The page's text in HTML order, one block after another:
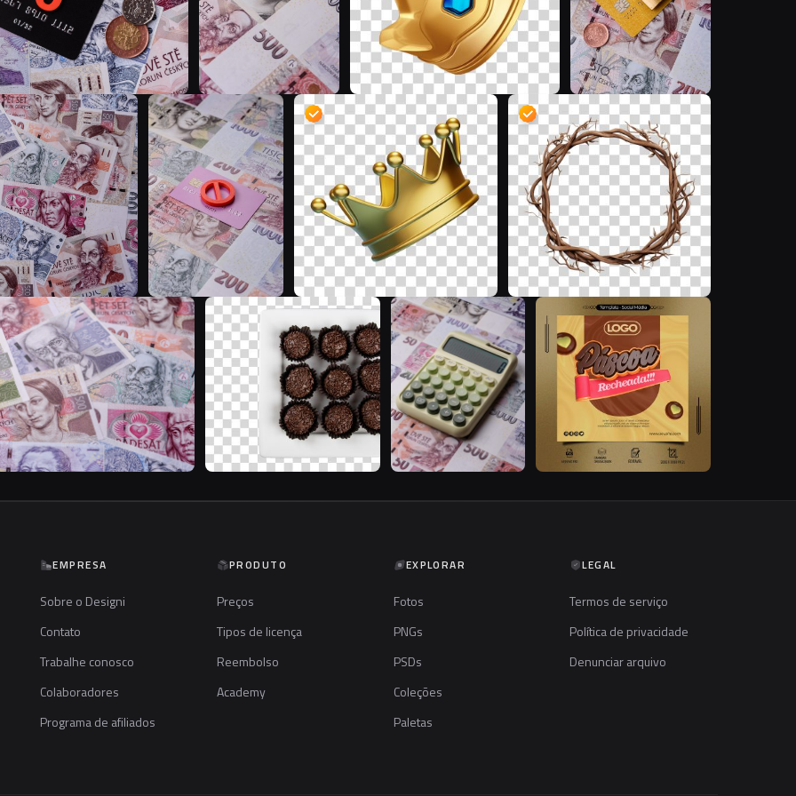
T T D D
T T A
EMPRESA
Sobre o Designi
Contato
Trabalhe conosco
Colaboradores
Programa de afiliados
PRODUTO
Preços
Tipos de licença
Reembolso
Academy
EXPLORAR
Fotos
PNGs
PSDs
Coleções
Paletas
LEGAL
Termos de serviço
Política de privacidade
Denunciar arquivo